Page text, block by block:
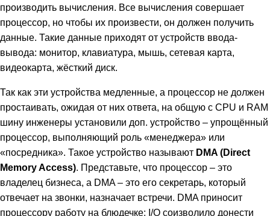
производить вычисления. Все вычисления совершает
процессор, но чтобы их произвести, он должен получить
данные. Такие данные приходят от устройств ввода-
вывода: монитор, клавиатура, мышь, сетевая карта,
видеокарта, жёсткий диск.
Так как эти устройства медленные, а процессор не должен
простаивать, ожидая от них ответа, на общую с CPU и RAM
шину инженеры установили доп. устройство – упрощённый
процессор, выполняющий роль «менеджера» или
«посредника». Такое устройство называют DMA (Direct
Memory Access). Представьте, что процессор – это
владелец бизнеса, а DMA – это его секретарь, который
отвечает на звонки, назначает встречи. DMA приносит
процессору работу на блюдечке: I/O соизволило донести